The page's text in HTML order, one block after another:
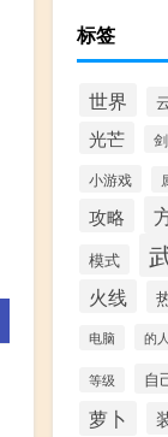
标签
世界
光芒
小游戏
攻略
模式
火线
电脑 的人
等级 自
萝卜